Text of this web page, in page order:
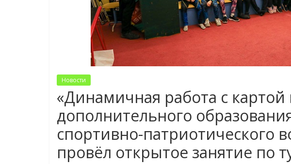
Новости
«Динамичная работа с картой
дополнительного
спортивно-патриотического
провёл открытое занятие по